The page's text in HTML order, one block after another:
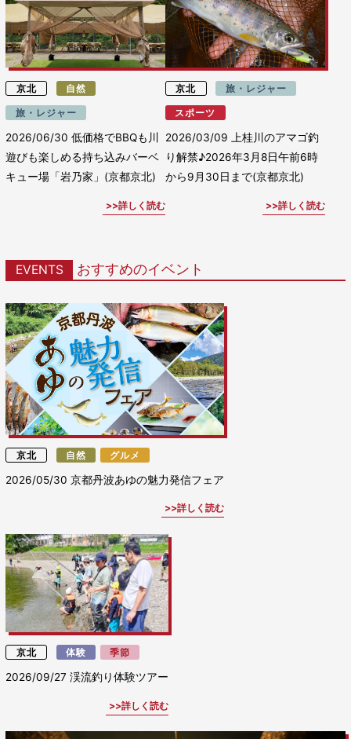
京北 自然
旅・レジャー
2026/06/30低価格でBBQも川
遊びも楽しめる持ち込みバーベ
キュー場「岩乃家」(京都京北)
詳しく読む
京北 旅・レジャー
スポーツ
2026/03/09 上桂川のアマゴ釣
り解禁♪2026年3月8日午前6時
から9月30日まで(京都京北)
詳しく読む
EVENTS おすすめのイベント
京北 自然 グルメ
2026/05/30京都丹波あゆの魅力発信フェア
詳しく読む
京北 体験 季節
2026/09/27渓流釣り体験ツアー
詳しく読む